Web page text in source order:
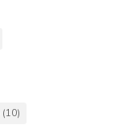
(10)